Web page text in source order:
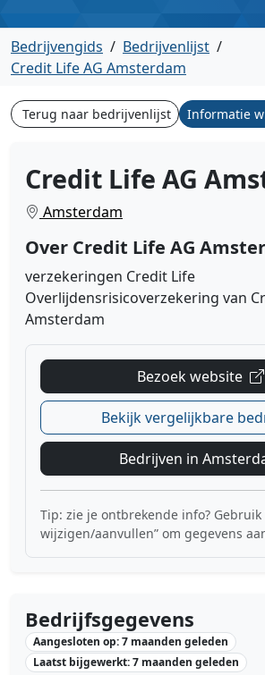
Bedrijvengids / Bedrijvenlijst /
Credit Life AG Amsterdam
Terug naar bedrijvenlijst Informatie
Credit Life AG
Amsterdam
Over Credit Life AG
verzekeringen Credit Life
Overlijdensrisicoverzekering van
Amsterdam
Bezoek website
Bekijk vergelijkbare
Bedrijven in
Tip: zie je ontbrekende info?
wijzigen/aanvullen” om gegevens
Bedrijfsgegevens
Aangesloten op: 7 maanden geleden
Laatst bijgewerkt: 7 maanden geleden